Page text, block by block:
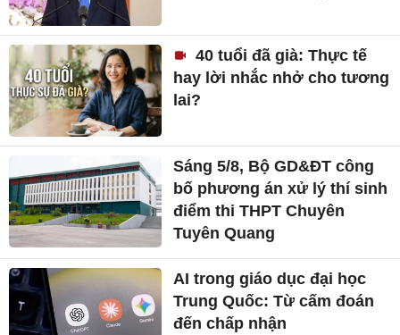
40 tuổi đã già: Thực tế
hay lời nhắc nhở cho tương
lai?
Sáng 5/8, Bộ GD&ĐT công
bố phương án xử lý thí sinh
điểm thi THPT Chuyên
Tuyên Quang
AI trong giáo dục đại học
Trung Quốc: Từ cấm đoán
đến chấp nhận